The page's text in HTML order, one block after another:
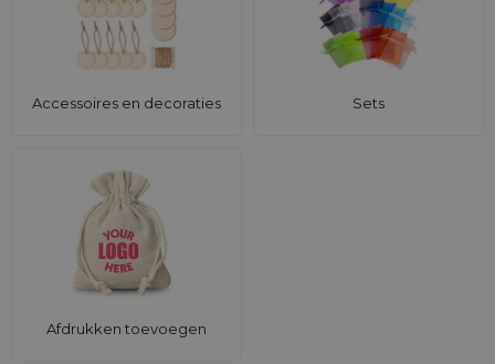
Accessoires en decoraties Sets
Afdrukken toevoegen